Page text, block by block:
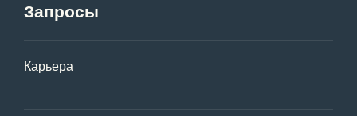
Запросы
Карьера